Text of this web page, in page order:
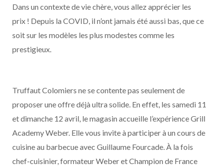
Dans un contexte de vie chère, vous allez apprécier les
prix ! Depuis la COVID, il n’ont jamais été aussi bas, que ce
soit sur les modèles les plus modestes comme les
prestigieux.
Truffaut Colomiers ne se contente pas seulement de
proposer une offre déjà ultra solide. En effet, les samedi 11
et dimanche 12 avril, le magasin accueille l’expérience Grill
Academy Weber. Elle vous invite à participer à un cours de
cuisine au barbecue avec Guillaume Fourcade. À la fois
chef-cuisinier, formateur Weber et Champion de France